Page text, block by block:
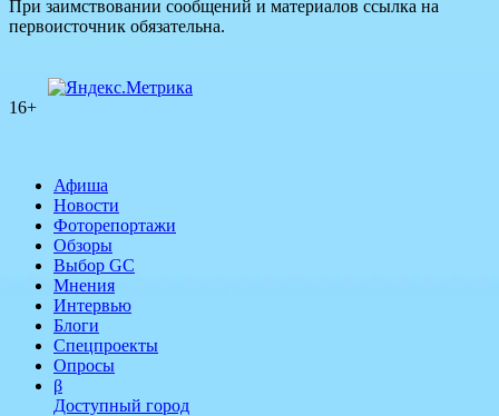
При заимствовании сообщений и материалов ссылка на
первоисточник обязательна.
16+
Афиша
Новости
Фоторепортажи
Обзоры
Выбор GC
Мнения
Интервью
Блоги
Спецпроекты
Опросы
β
Доступный город